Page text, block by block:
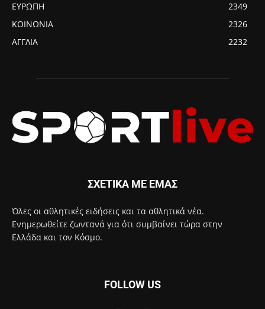
ΕΥΡΩΠΗ
2349
ΚΟΙΝΩΝΙΑ
2326
ΑΓΓΛΙΑ
2232
ΣΧΕΤΙΚΑ ΜΕ ΕΜΑΣ
Όλες οι αθλητικές ειδήσεις και τα αθλητικά νέα.
Ενημερωθείτε ζωντανά για ότι συμβαίνει τώρα στην
Ελλάδα και τον Κόσμο.
FOLLOW US